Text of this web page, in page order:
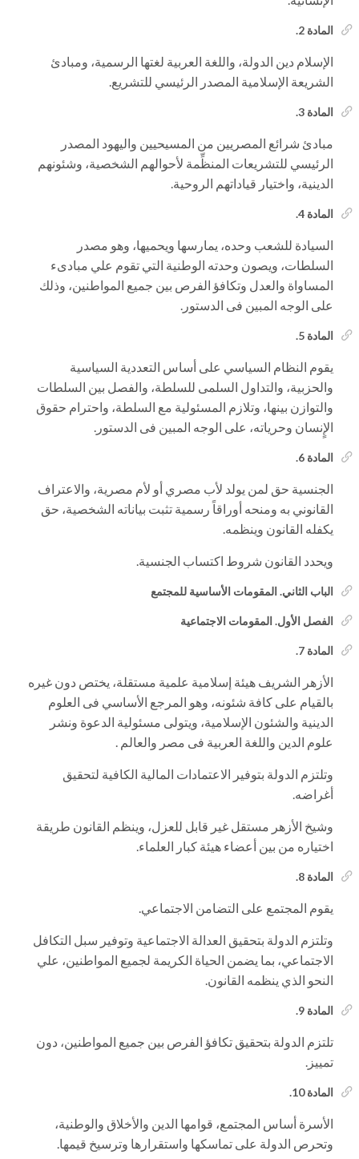
المادة 2.
الإسلام دين الدولة، واللغة العربية لغتها الرسمية، ومبادئ
الشريعة الإسلامية المصدر الرئيسي للتشريع.
المادة 3.
مبادئ شرائع المصريين من المسيحيين واليهود المصدر
الرئيسي للتشريعات المنظِّمة لأحوالهم الشخصية، وشئونهم
الدينية، واختيار قياداتهم الروحية.
المادة 4.
السيادة للشعب وحده، يمارسها ويحميها، وهو مصدر
السلطات، ويصون وحدته الوطنية التي تقوم علي مبادىء
المساواة والعدل وتكافؤ الفرص بين جميع المواطنين، وذلك
على الوجه المبين فى الدستور.
المادة 5.
يقوم النظام السياسي على أساس التعددية السياسية
والحزبية، والتداول السلمى للسلطة، والفصل بين السلطات
والتوازن بينها، وتلازم المسئولية مع السلطة، واحترام حقوق
الإٍنسان وحرياته، على الوجه المبين فى الدستور.
المادة 6.
الجنسية حق لمن يولد لأب مصري أو لأم مصرية، والاعتراف
القانوني به ومنحه أوراقاً رسمية تثبت بياناته الشخصية، حق
يكفله القانون وينظمه.
ويحدد القانون شروط اكتساب الجنسية.
الباب الثاني. المقومات الأساسية للمجتمع
الفصل الأول. المقومات الاجتماعية
المادة 7.
الأزهر الشريف هيئة إسلامية علمية مستقلة، يختص دون غيره
بالقيام على كافة شئونه، وهو المرجع الأساسي فى العلوم
الدينية والشئون الإسلامية، ويتولى مسئولية الدعوة ونشر
علوم الدين واللغة العربية فى مصر والعالم .
وتلتزم الدولة بتوفير الاعتمادات المالية الكافية لتحقيق
أغراضه.
وشيخ الأزهر مستقل غير قابل للعزل، وينظم القانون طريقة
اختياره من بين أعضاء هيئة كبار العلماء.
المادة 8.
يقوم المجتمع على التضامن الاجتماعي.
وتلتزم الدولة بتحقيق العدالة الاجتماعية وتوفير سبل التكافل
الاجتماعي، بما يضمن الحياة الكريمة لجميع المواطنين، علي
النحو الذي ينظمه القانون.
المادة 9.
تلتزم الدولة بتحقيق تكافؤ الفرص بين جميع المواطنين، دون
تمييز.
المادة 10.
الأسرة أساس المجتمع، قوامها الدين والأخلاق والوطنية،
وتحرص الدولة على تماسكها واستقرارها وترسيخ قيمها.